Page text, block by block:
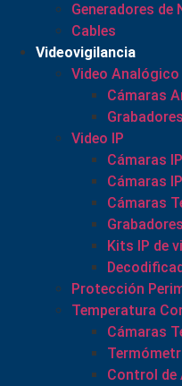
Generadores de
Cables
Videovigilancia
Video Analógico
Cámaras
Video IP
Cámaras
Cámaras
Cámaras
Kits IP de
Protección
Temperatura
Cámaras
Control de